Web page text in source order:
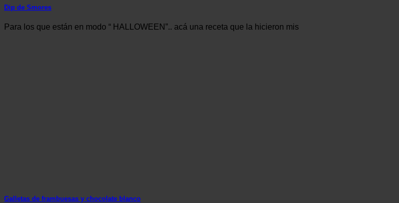
Dip de Smores
Para los que están en modo “ HALLOWEEN”.. acá una receta que la hicieron mis
Galletas de frambuesas y chocolate blanco